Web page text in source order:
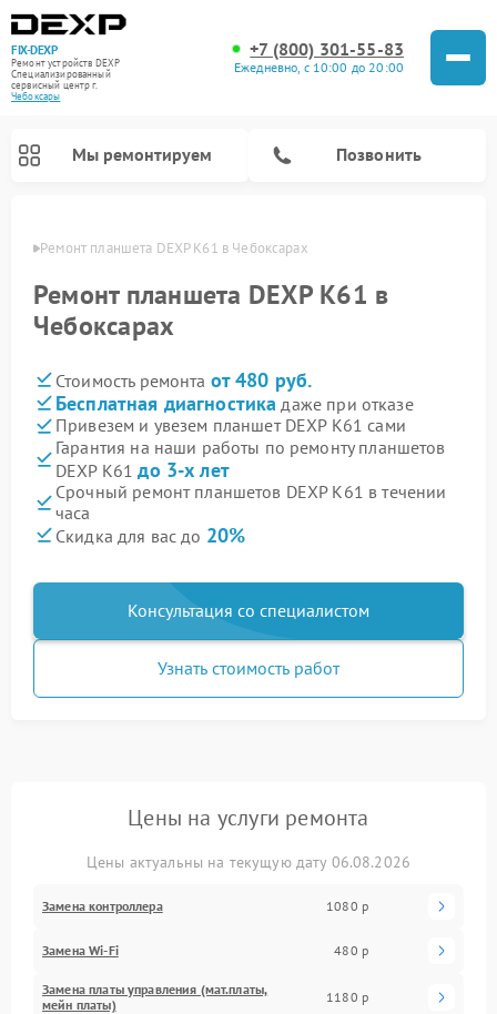
FIX-DEXP
Ремонт устройств DEXP
Специализированный
cервисный центр г.
Чебоксары
+7 (800) 301-55-83
Ежедневно, с 10:00 до 20:00
Мы ремонтируем Позвонить
Ремонт планшета DEXP K61 в Чебоксарах
Ремонт планшета DEXP K61 в
Чебоксарах
Стоимость ремонта от 480 руб.
Бесплатная диагностика даже при отказе
Привезем и увезем планшет DEXP K61 сами
Гарантия на наши работы по ремонту планшетов
DEXP K61до 3-х лет
Срочный ремонт планшетов DEXP K61 в течении
часа
Скидка для вас до 20%
Консультация со специалистом
Узнать стоимость работ
Цены на услуги ремонта
Цены актуальны на текущую дату 06.08.2026
Замена контроллера 1080 р
Замена Wi-Fi 480 р
Замена платы управления (мат.платы,
мейн платы)
1180 р